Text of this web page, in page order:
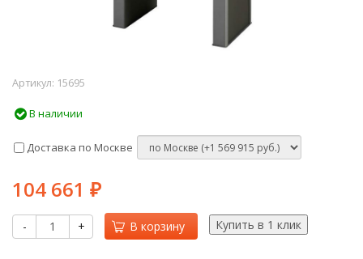
Артикул: 15695
В наличии
Доставка по Москве
104 661 ₽
- + В корзину